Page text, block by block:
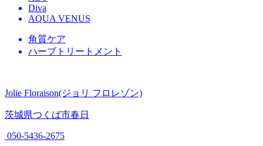
Diva
AQUA VENUS
角質ケア
ハーブトリートメント
Jolie Floraison(ジョリ フロレゾン)
茨城県つくば市春日
050-5436-2675